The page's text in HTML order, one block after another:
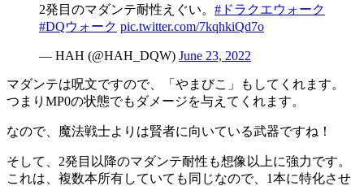
2発目のマダンテ耐性えぐい。 #ドラクエウォーク
#DQウォーク pic.twitter.com/7kqhkiQd7o
— HAH (@HAH_DQW) June 23, 2022
マダンテは呪文ですので、「やまびこ」もしてくれます。
つまりMP0の状態でもダメージを与えてくれます。
なので、魔法戦士よりは賢者に向いている武器ですね！
そして、2発目以降のマダンテ耐性も想像以上に強力です。
これは、複数本所有していても同じなので、1本に特化させ